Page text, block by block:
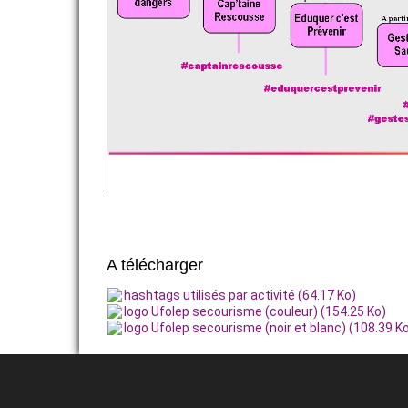
A télécharger
hashtags utilisés par activité (64.17 Ko)
logo Ufolep secourisme (couleur) (154.25 Ko)
logo Ufolep secourisme (noir et blanc) (108.39